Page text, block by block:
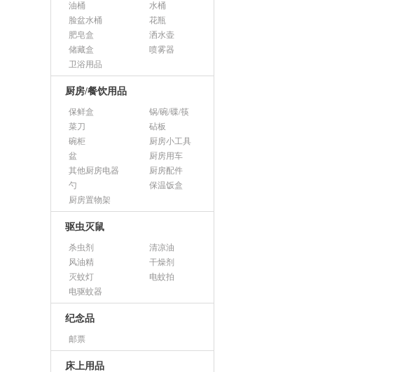
油桶
水桶
脸盆水桶
花瓶
肥皂盒
洒水壶
储藏盒
喷雾器
卫浴用品
厨房/餐饮用品
保鲜盒
锅/碗/碟/筷
菜刀
砧板
碗柜
厨房小工具
盆
厨房用车
其他厨房电器
厨房配件
勺
保温饭盒
厨房置物架
驱虫灭鼠
杀虫剂
清凉油
风油精
干燥剂
灭蚊灯
电蚊拍
电驱蚊器
纪念品
邮票
床上用品